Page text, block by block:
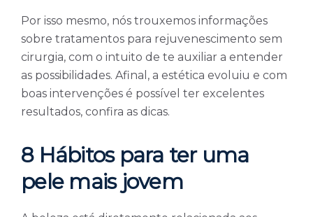
Por isso mesmo, nós trouxemos informações
sobre tratamentos para rejuvenescimento sem
cirurgia, com o intuito de te auxiliar a entender
as possibilidades. Afinal, a estética evoluiu e com
boas intervenções é possível ter excelentes
resultados, confira as dicas.
8 Hábitos para ter uma
pele mais jovem